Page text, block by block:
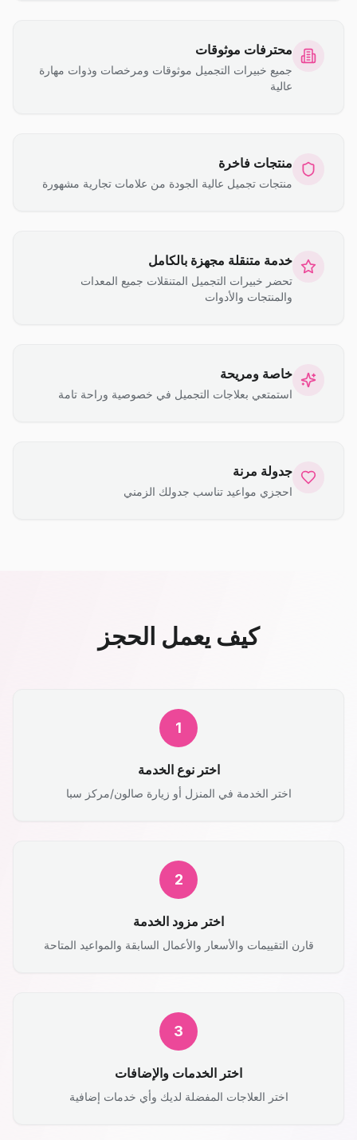
محترفات موثوقات
جميع خبيرات التجميل موثوقات ومرخصات وذوات مهارة
عالية
منتجات فاخرة
منتجات تجميل عالية الجودة من علامات تجارية مشهورة
خدمة متنقلة مجهزة بالكامل
تحضر خبيرات التجميل المتنقلات جميع المعدات
والمنتجات والأدوات
خاصة ومريحة
استمتعي بعلاجات التجميل في خصوصية وراحة تامة
جدولة مرنة
احجزي مواعيد تناسب جدولك الزمني
كيف يعمل الحجز
1
اختر نوع الخدمة
اختر الخدمة في المنزل أو زيارة صالون/مركز سبا
2
اختر مزود الخدمة
قارن التقييمات والأسعار والأعمال السابقة والمواعيد المتاحة
3
اختر الخدمات والإضافات
اختر العلاجات المفضلة لديك وأي خدمات إضافية